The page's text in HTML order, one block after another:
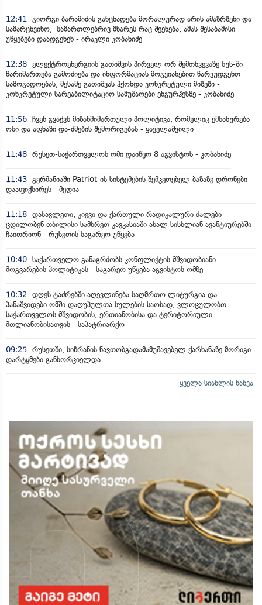
12:41 გიორგი ბარამიძის განცხადება მორალურად არის ამაზრზენი და
სამარცხვინო, სამართლებრივ მხარეს რაც შეეხება, ამას შესაბამისი
უწყებები დაადგენენ - ირაკლი კობახიძე
12:38 ელექტროენერგიის გათიშვის პირველ ორ შემთხვევაზე სუს-ში
წარიმართება გამოძიება და ინფორმაციას მოგვიანებით წარვუდგენთ
საზოგადოებას, მესამე გათიშვას ჰქონდა კონკრეტული მიზეზი -
კონკრეტული სარეაბილიტაციო სამუშაოები ენგურჰესზე - კობახიძე
11:56 ჩვენ გვაქვს მიზანმიმართული პოლიტიკა, რომელიც ემსახურება
ოსი და აფხაზი და-ძმების შემორიგებას - ყაველაშვილი
11:48 რუსეთ-საქართველოს ომი დაიწყო 8 აგვისტოს - კობახიძე
11:43 გერმანიაში Patriot-ის სისტემების შემკეთებელ ბაზაზე დრონები
დააფიქსირეს - მედია
11:18 დასავლეთი, კიევი და ქართული რადიკალური ძალები
ცდილობენ თბილისი სამხრეთ კავკასიაში ახალ სისხლიან ავანტიურებში
ჩაითრიონ - რუსეთის საგარეო უწყება
10:40 საქართველო განაგრძობს კონფლიქტის მშვიდობიანი
მოგვარების პოლიტიკას - საგარეო უწყება აგვისტოს ომზე
10:32 დღეს ტაძრებში აღევლინება საღმრთო ლიტურგია და
პანაშვიდები ომში დაღუპულთა სულების საოხად, ვლოცულობთ
საქართველოს მშვიდობის, ერთიანობისა და ტერიტორიული
მთლიანობისათვის - საპატრიარქო
09:25 რუსეთში, სიზრანის ნავთობგადამამუშავებელ ქარხანაზე მორიგი
დარტყმები განხორციელდა
ყველა სიახლის ნახვა